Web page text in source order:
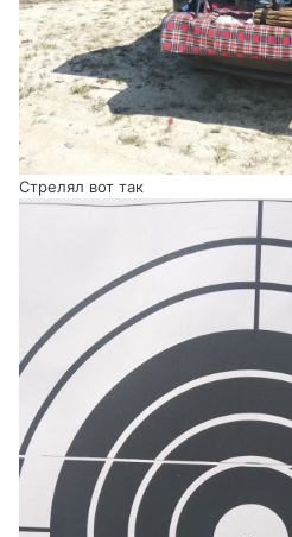
Стрелял вот так